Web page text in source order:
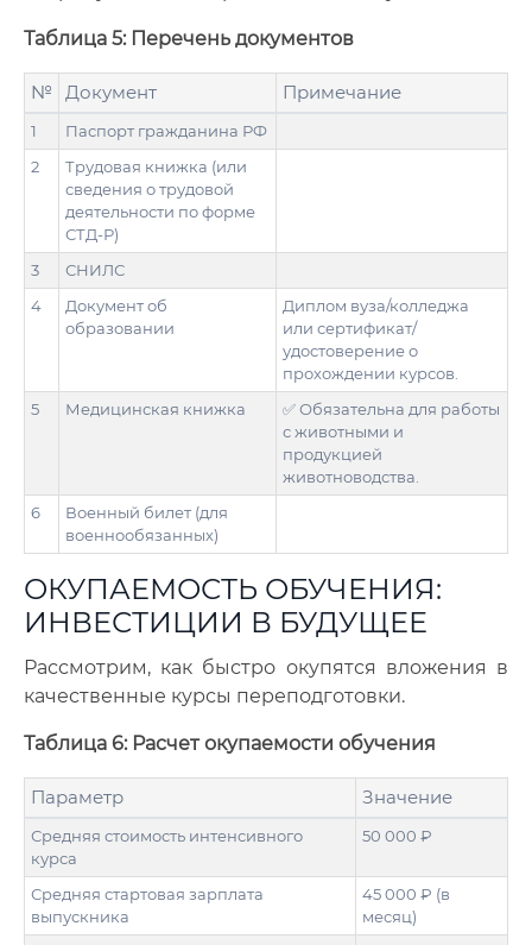
Таблица 5: Перечень документов
№ Документ Примечание
1
Паспорт гражданина РФ
2
Трудовая книжка (или
сведения о трудовой
деятельности по форме
СТД-Р)
3
СНИЛС
4
Документ об
образовании
Диплом вуза/колледжа
или сертификат/
удостоверение о
прохождении курсов.
5
Медицинская книжка
✅ Обязательна для работы
с животными и
продукцией
животноводства.
6
Военный билет (для
военнообязанных)
ОКУПАЕМОСТЬ ОБУЧЕНИЯ:
ИНВЕСТИЦИИ В БУДУЩЕЕ
Рассмотрим, как быстро окупятся вложения в
качественные курсы переподготовки.
Таблица 6: Расчет окупаемости обучения
Параметр Значение
Средняя стоимость интенсивного
курса
50 000 ₽
Средняя стартовая зарплата
выпускника
45 000 ₽ (в
месяц)